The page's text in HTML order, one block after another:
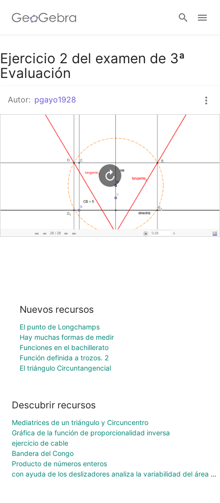
Google Classroom
Ejercicio 2 del examen de 3ª
Evaluación
Autor: pgayo1928
Nuevos recursos
El punto de Longchamps
Hay muchas formas de medir
Funciones en el bachillerato
Función definida a trozos. 2
El triángulo Circuntangencial
Descubrir recursos
Mediatrices de un triángulo y Circuncentro
Gráfica de la función de proporcionalidad inversa
ejercicio de cable
Bandera del Congo
Producto de números enteros
con ayuda de los deslizadores analiza la variabilidad del área del cuadrado de lado a+b